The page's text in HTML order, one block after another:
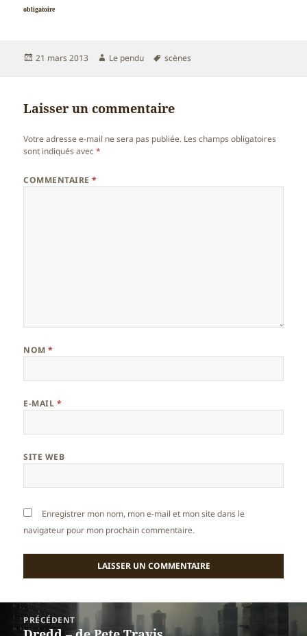
obligatoire
Publié
21 mars 2013 Auteur
Le pendu
Mots-
scènes
Laisser un commentaire
Votre adresse e-mail ne sera pas publiée. Les champs obligatoires
sont indiqués avec*
COMMENTAIRE*
NOM*
E-MAIL *
SITE WEB
Enregistrer mon nom, mon e-mail et mon site dans le
navigateur pour mon prochain commentaire.
Navigation
PRÉCÉDENT